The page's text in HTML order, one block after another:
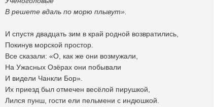
В решете вдаль по морю плывут».
И спустя двадцать зим в край родной возвратились,
Покинув морской простор.
Все сказали: «О, как же они возмужали,
На Ужасных Озёрах они побывали
И видели Чанкли Бор».
Их приезд был отмечен весёлой пирушкой,
Лился пунш, гости ели пельмени с индюшкой.